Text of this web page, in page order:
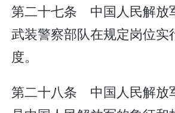
第二十七条 中国人民解放
武装警察部队在规定岗位实
度。
第二十八条 中国人民解放